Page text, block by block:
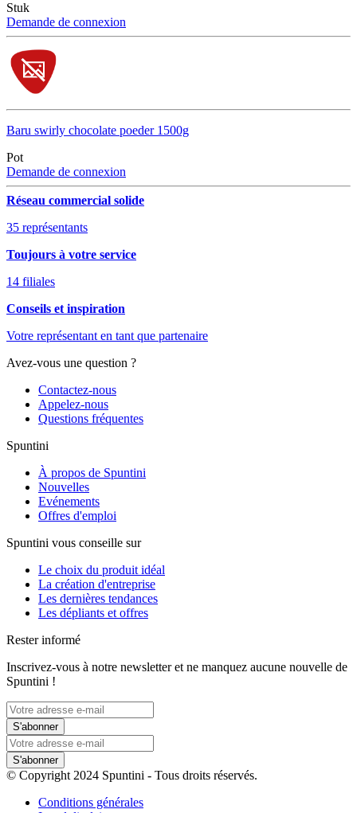
Stuk
Demande de connexion
Baru swirly chocolate poeder 1500g
Pot
Demande de connexion
Réseau commercial solide
35 représentants
Toujours à votre service
14 filiales
Conseils et inspiration
Votre représentant en tant que partenaire
Avez-vous une question ?
Contactez-nous
Appelez-nous
Questions fréquentes
Spuntini
À propos de Spuntini
Nouvelles
Evénements
Offres d'emploi
Spuntini vous conseille sur
Le choix du produit idéal
La création d'entreprise
Les dernières tendances
Les dépliants et offres
Rester informé
Inscrivez-vous à notre newsletter et ne manquez aucune nouvelle de
Spuntini !
S'abonner
S'abonner
© Copyright 2024 Spuntini - Tous droits réservés.
Conditions générales